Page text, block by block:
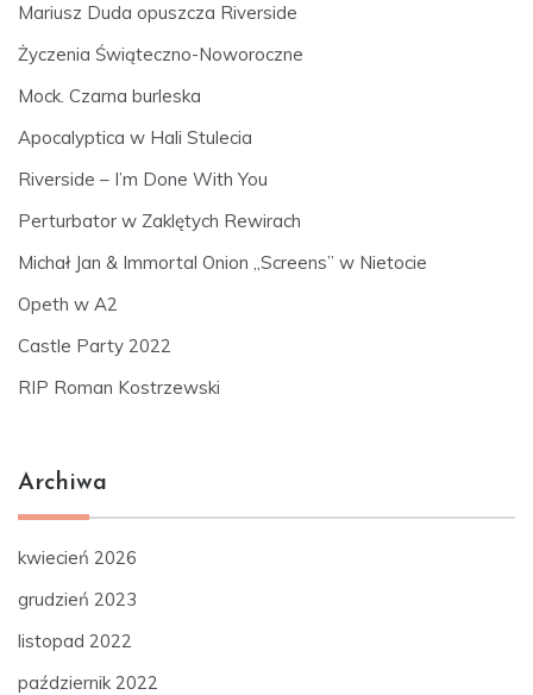
Mariusz Duda opuszcza Riverside
Życzenia Świąteczno-Noworoczne
Mock. Czarna burleska
Apocalyptica w Hali Stulecia
Riverside – I’m Done With You
Perturbator w Zaklętych Rewirach
Michał Jan & Immortal Onion „Screens” w Nietocie
Opeth w A2
Castle Party 2022
RIP Roman Kostrzewski
Archiwa
kwiecień 2026
grudzień 2023
listopad 2022
październik 2022